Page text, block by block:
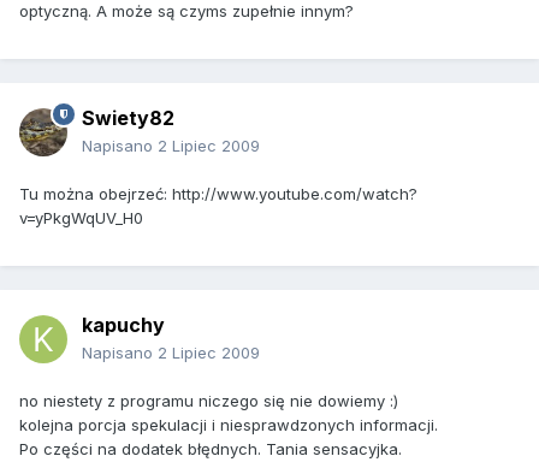
optyczną. A może są czyms zupełnie innym?
Swiety82
Napisano 2 Lipiec 2009
Tu można obejrzeć: http://www.youtube.com/watch?
v=yPkgWqUV_H0
kapuchy
Napisano 2 Lipiec 2009
no niestety z programu niczego się nie dowiemy :)
kolejna porcja spekulacji i niesprawdzonych informacji.
Po części na dodatek błędnych. Tania sensacyjka.